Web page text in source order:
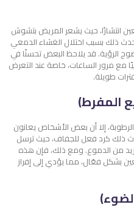
انتشارًا، حيث يشعر المريض بتشوش
ذلك بسبب اختلال الغشاء الدمعي
الرؤية. قد يلاحظ البعض تحسنًا في
مع مرور الساعات، خاصة عند التعرض
طويلة.
المفرط)
إلا أن بعض الأشخاص يعانون
ذلك كرد فعل للجفاف، حيث ترسل
من الدموع. ومع ذلك، فإن هذه
بشكل فعّال، مما يؤدي إلى إفراز